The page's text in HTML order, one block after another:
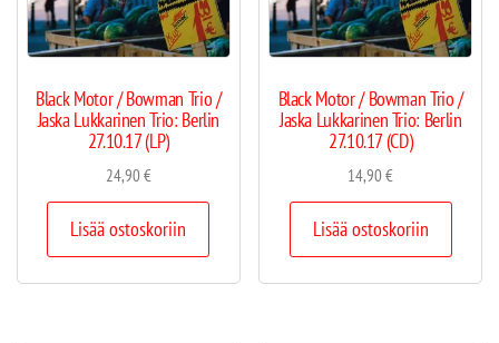
Black Motor / Bowman Trio /
Jaska Lukkarinen Trio: Berlin
27.10.17 (LP)
24,90€
Lisää ostoskoriin
Black Motor / Bowman Trio /
Jaska Lukkarinen Trio: Berlin
27.10.17 (CD)
14,90€
Lisää ostoskoriin